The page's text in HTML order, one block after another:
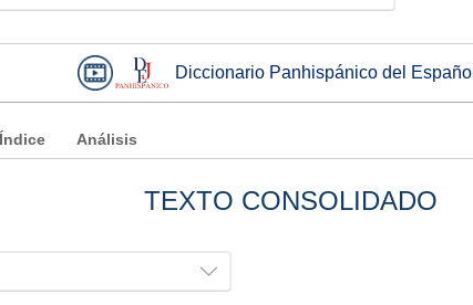
Diccionario Panhispánico del Español
Índice Análisis
TEXTO CONSOLIDADO